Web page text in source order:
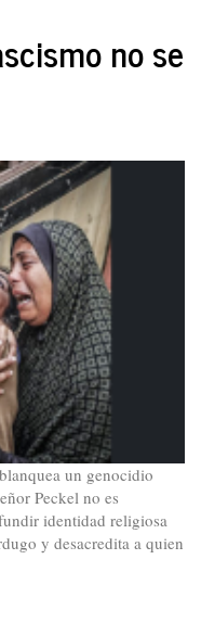
no se
un genocidio
Peckel no es
identidad religiosa
y desacredita a quien